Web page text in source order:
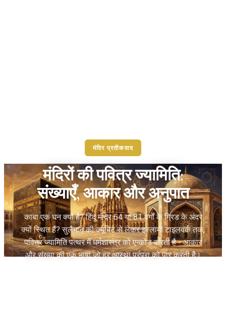
मंदिर प्रतीकवाद
मंदिरों की पवित्र ज्यामिति:
संख्याएँ, आकार और अनुपात
काबा एक घन क्यों है? हिंदू मंदिर 64 या 81 वर्गों के ग्रिड के अंदर
क्यों स्थित हैं? सुलैमान की क्यूबिट से लेकर इस्लामी टाइलवर्क तक,
पवित्र ज्यामिति पत्थर में धर्मशास्त्र को एन्कोड करती है - आकार
और संख्या की एक भाषा जो हर आस्था परंपरा को पार करती है।